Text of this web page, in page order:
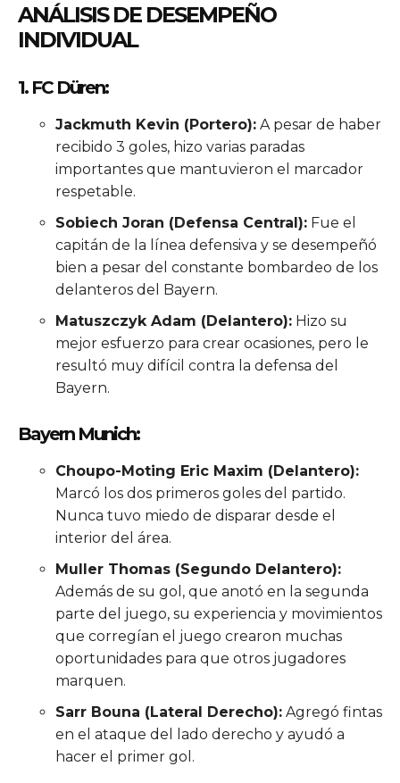
ANÁLISIS DE DESEMPEÑO
INDIVIDUAL
1. FC Düren:
Jackmuth Kevin (Portero): A pesar de haber
recibido 3 goles, hizo varias paradas
importantes que mantuvieron el marcador
respetable.
Sobiech Joran (Defensa Central): Fue el
capitán de la línea defensiva y se desempeñó
bien a pesar del constante bombardeo de los
delanteros del Bayern.
Matuszczyk Adam (Delantero): Hizo su
mejor esfuerzo para crear ocasiones, pero le
resultó muy difícil contra la defensa del
Bayern.
Bayern Munich:
Choupo-Moting Eric Maxim (Delantero):
Marcó los dos primeros goles del partido.
Nunca tuvo miedo de disparar desde el
interior del área.
Muller Thomas (Segundo Delantero):
Además de su gol, que anotó en la segunda
parte del juego, su experiencia y movimientos
que corregían el juego crearon muchas
oportunidades para que otros jugadores
marquen.
Sarr Bouna (Lateral Derecho): Agregó fintas
en el ataque del lado derecho y ayudó a
hacer el primer gol.